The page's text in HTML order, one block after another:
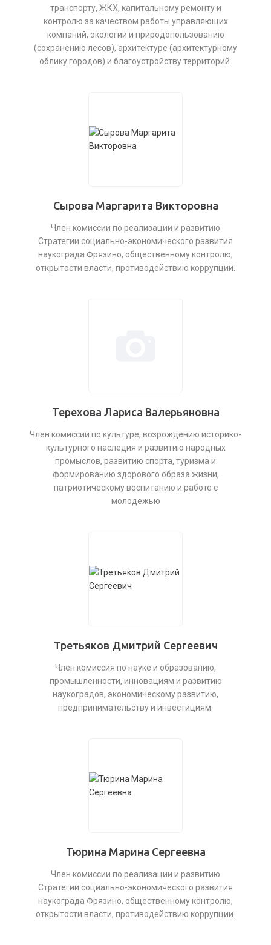
транспорту, ЖКХ, капитальному ремонту и
контролю за качеством работы управляющих
компаний, экологии и природопользованию
(сохранению лесов), архитектуре (архитектурному
облику городов) и благоустройству территорий.
Сырова Маргарита Викторовна
Член комиссии по реализации и развитию
Стратегии социально-экономического развития
наукограда Фрязино, общественному контролю,
открытости власти, противодействию коррупции.
Терехова Лариса Валерьяновна
Член комиссии по культуре, возрождению историко-
культурного наследия и развитию народных
промыслов, развитию спорта, туризма и
формированию здорового образа жизни,
патриотическому воспитанию и работе с
молодежью
Третьяков Дмитрий Сергеевич
Член комиссия по науке и образованию,
промышленности, инновациям и развитию
наукоградов, экономическому развитию,
предпринимательству и инвестициям.
Тюрина Марина Сергеевна
Член комиссии по реализации и развитию
Стратегии социально-экономического развития
наукограда Фрязино, общественному контролю,
открытости власти, противодействию коррупции.